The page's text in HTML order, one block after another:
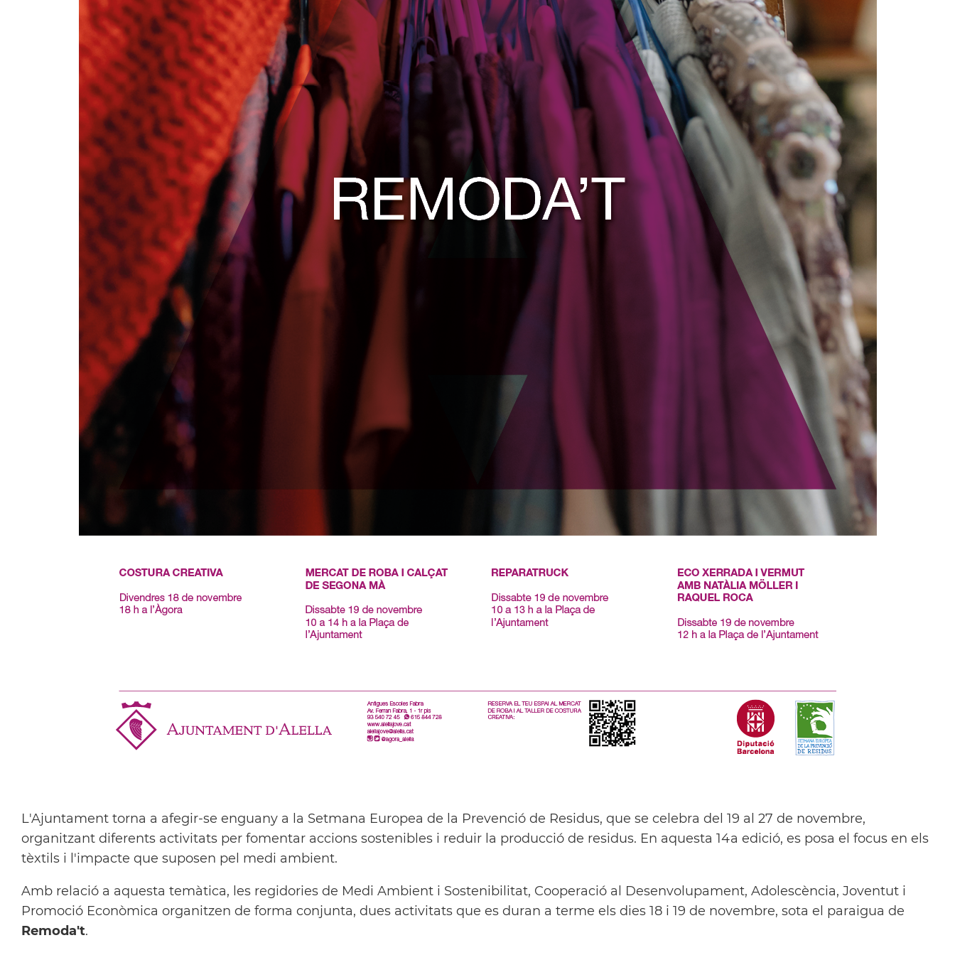
L'Ajuntament torna a afegir-se enguany a la Setmana Europea de la Prevenció de Residus, que se celebra del 19 al 27 de novembre,
organitzant diferents activitats per fomentar accions sostenibles i reduir la producció de residus. En aquesta 14a edició, es posa el focus en els
tèxtils i l'impacte que suposen pel medi ambient.
Amb relació a aquesta temàtica, les regidories de Medi Ambient i Sostenibilitat, Cooperació al Desenvolupament, Adolescència, Joventut i
Promoció Econòmica organitzen de forma conjunta, dues activitats que es duran a terme els dies 18 i 19 de novembre, sota el paraigua de
Remoda't.